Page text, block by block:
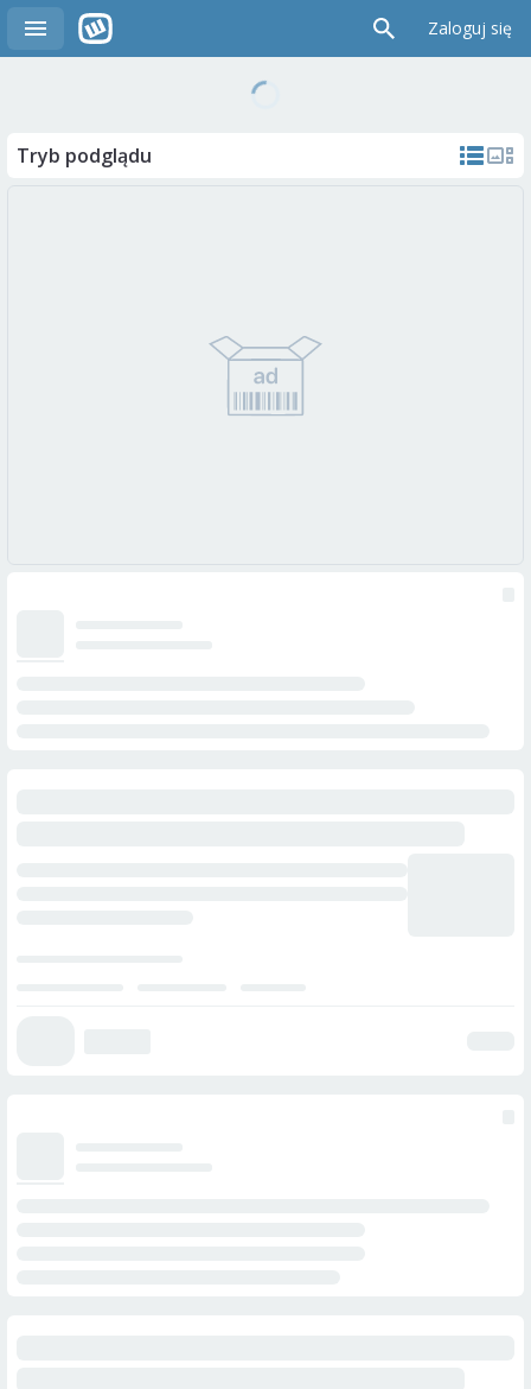
Zaloguj się
Tryb podglądu